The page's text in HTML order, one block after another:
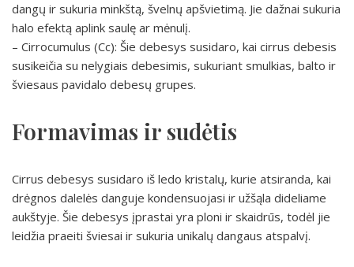
dangų ir sukuria minkštą, švelnų apšvietimą. Jie dažnai sukuria
halo efektą aplink saulę ar mėnulį.
– Cirrocumulus (Cc): Šie debesys susidaro, kai cirrus debesis
susikeičia su nelygiais debesimis, sukuriant smulkias, balto ir
šviesaus pavidalo debesų grupes.
Formavimas ir sudėtis
Cirrus debesys susidaro iš ledo kristalų, kurie atsiranda, kai
drėgnos dalelės danguje kondensuojasi ir užšąla dideliame
aukštyje. Šie debesys įprastai yra ploni ir skaidrūs, todėl jie
leidžia praeiti šviesai ir sukuria unikalų dangaus atspalvį.